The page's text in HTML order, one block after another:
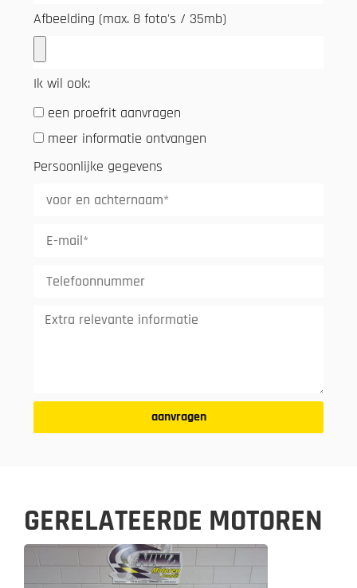
Afbeelding (max. 8 foto's / 35mb)
Ik wil ook:
een proefrit aanvragen
meer informatie ontvangen
Persoonlijke gegevens
aanvragen
GERELATEERDE MOTOREN